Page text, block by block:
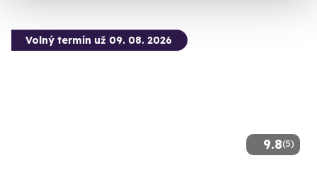
9.8(5)
Volný termín už 09. 08. 2026